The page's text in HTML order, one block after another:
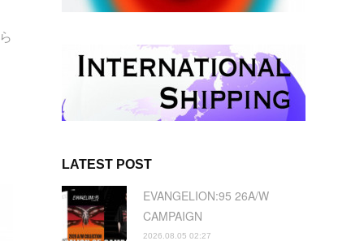
LATEST POST
EVANGELION:95 26A/W
CAMPAIGN
2026.08.05 02:27